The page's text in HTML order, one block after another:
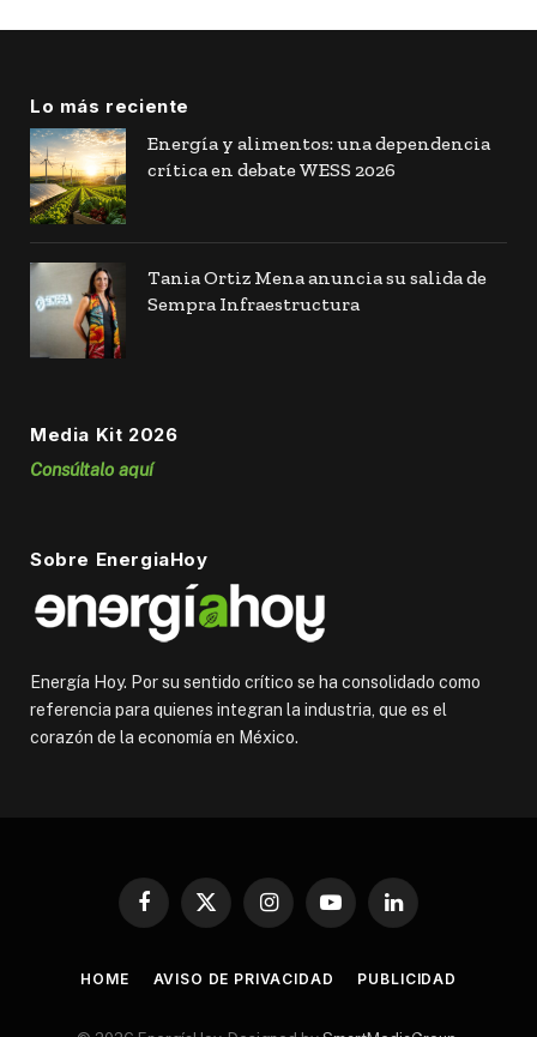
Lo más reciente
Energía y alimentos: una dependencia
crítica en debate WESS 2026
Tania Ortiz Mena anuncia su salida de
Sempra Infraestructura
Media Kit 2026
Consúltalo aquí
Sobre EnergiaHoy
Energía Hoy. Por su sentido crítico se ha consolidado como
referencia para quienes integran la industria, que es el
corazón de la economía en México.
Facebook
X
InstagramYouTubeLinkedIn
HOME AVISO DE PRIVACIDAD PUBLICIDAD